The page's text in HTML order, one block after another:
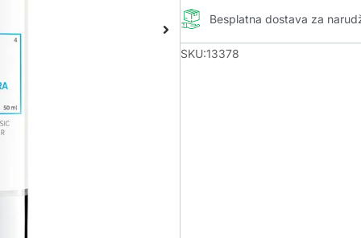
Besplatna dostava za
SKU:13378